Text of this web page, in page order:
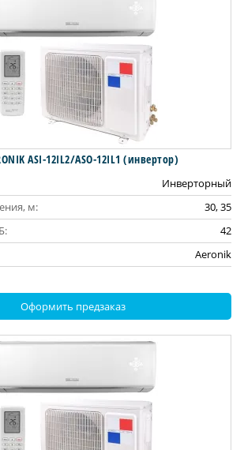
ASI-12IL2/ASO-12IL1 (инвертoр)
Инверторный
м:
30, 35
42
Aeronik
Оформить предзаказ